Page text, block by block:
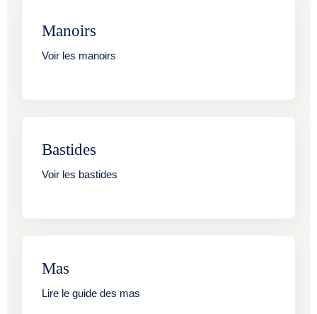
Manoirs
Voir les manoirs
Bastides
Voir les bastides
Mas
Lire le guide des mas